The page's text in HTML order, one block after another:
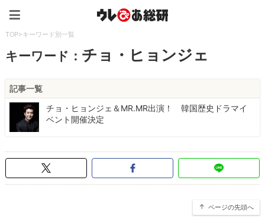
TOP>キーワード別一覧
キーワード： チョ・ヒョンジェ
記事一覧
チョ・ヒョンジェ＆MR.MR出演！ 韓国歴史ドラマイ
ベント開催決定
ページの先頭へ